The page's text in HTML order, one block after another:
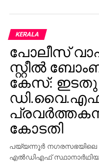
വ്യക്തമായിട്ടില്ല.
താമസിക്കുന്ന
(23)യാണ്
പരാതി നല്‍കിയത്.
വിവരങ്ങള്‍
അറിയിച്ചു.
KERALA
പോലീസ്
സ്റ്റീല്‍
കേസ്: ഇടതു
കോടതി
പയ്യന്നൂര്‍ നഗരസഭയിലെ
എല്‍ഡിഎഫ്